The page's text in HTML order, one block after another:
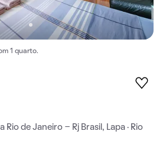
1 quarto.
Rio de Janeiro - Rj Brasil, Lapa · Rio